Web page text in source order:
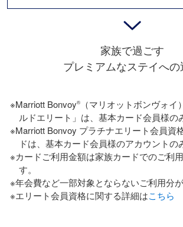
家族で過ごす
プレミアムなステイへの
※Marriott Bonvoy®（マリオットボンヴォイ
ルドエリート」は、基本カード会員様の
※Marriott Bonvoy プラチナエリート会員資
ドは、基本カード会員様のアカウントの
※カードご利⽤⾦額は家族カードでのご利
す。
※年会費など⼀部対象とならないご利⽤分が
※エリート会員資格に関する詳細はこちら